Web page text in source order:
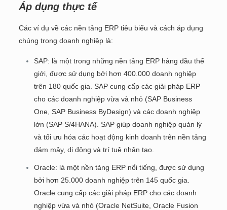
Áp dụng thực tế
Các ví dụ về các nền tảng ERP tiêu biểu và cách áp dụng
chúng trong doanh nghiệp là:
SAP: là một trong những nền tảng ERP hàng đầu thế
giới, được sử dụng bởi hơn 400.000 doanh nghiệp
trên 180 quốc gia. SAP cung cấp các giải pháp ERP
cho các doanh nghiệp vừa và nhỏ (SAP Business
One, SAP Business ByDesign) và các doanh nghiệp
lớn (SAP S/4HANA). SAP giúp doanh nghiệp quản lý
và tối ưu hóa các hoạt động kinh doanh trên nền tảng
đám mây, di động và trí tuệ nhân tạo.
Oracle: là một nền tảng ERP nổi tiếng, được sử dụng
bởi hơn 25.000 doanh nghiệp trên 145 quốc gia.
Oracle cung cấp các giải pháp ERP cho các doanh
nghiệp vừa và nhỏ (Oracle NetSuite, Oracle Fusion